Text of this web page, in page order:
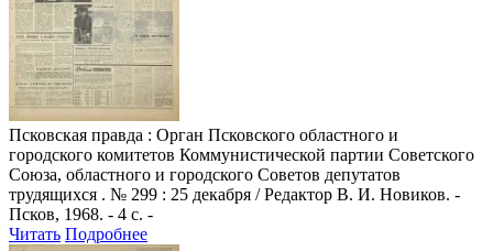
Псковская правда : Орган Псковского областного и
городского комитетов Коммунистической партии Советского
Союза, областного и городского Советов депутатов
трудящихся . № 299 : 25 декабря / Редактор В. И. Новиков. -
Псков, 1968. - 4 с. -
Читать Подробнее